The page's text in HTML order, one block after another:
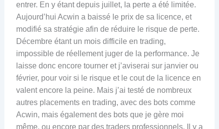
entrer. En y étant depuis juillet, la perte a été limitée.
Aujourd’hui Acwin a baissé le prix de sa licence, et
modifié sa stratégie afin de réduire le risque de perte.
Décembre étant un mois difficile en trading,
impossible de réellement juger de la performance. Je
laisse donc encore tourner et j’aviserai sur janvier ou
février, pour voir si le risque et le cout de la licence en
valent encore la peine. Mais j’ai testé de nombreux
autres placements en trading, avec des bots comme
Acwin, mais également des bots que je gère moi
même, ou encore par des traders professionnels. Il y a